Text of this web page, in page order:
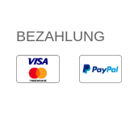
BEZAHLUNG